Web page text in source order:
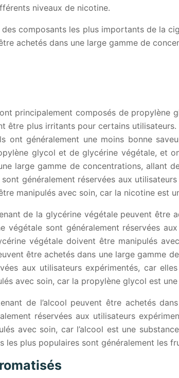
niveaux de nicotine.
des composants les plus importants de la
achetés dans une large gamme de
principalement composés de propylène
être plus irritants pour certains
ont généralement une moins bonne
glycol et de glycérine végétale, et
large gamme de concentrations, allant
généralement réservées aux
manipulés avec soin, car la nicotine est
de la glycérine végétale peuvent être
végétale sont généralement réservées
végétale doivent être manipulés
être achetés dans une large gamme
aux utilisateurs expérimentés, car
avec soin, car la propylène glycol est
de l’alcool peuvent être achetés
réservées aux utilisateurs
avec soin, car l’alcool est une
les plus populaires sont généralement les